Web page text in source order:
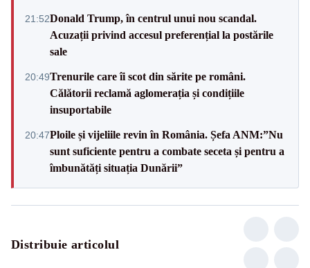
21:52Donald Trump, în centrul unui nou scandal.
Acuzații privind accesul preferențial la postările
sale
20:49Trenurile care îi scot din sărite pe români.
Călătorii reclamă aglomerația și condițiile
insuportabile
20:47Ploile și vijeliile revin în România. Șefa ANM:”Nu
sunt suficiente pentru a combate seceta și pentru a
îmbunătăți situația Dunării”
Distribuie articolul